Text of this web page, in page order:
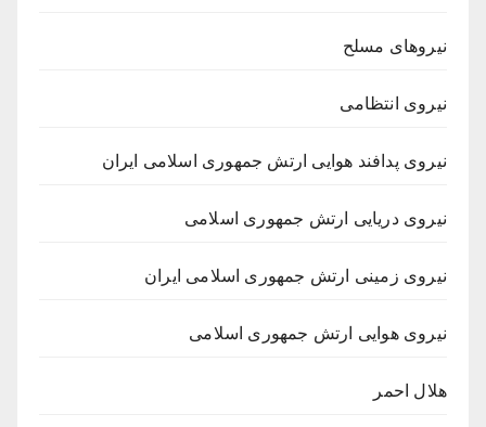
نیروهای مسلح
نیروی انتظامی
نیروی پدافند هوایی ارتش جمهوری اسلامی ایران
نیروی دریایی ارتش جمهوری اسلامی
نیروی زمینی ارتش جمهوری اسلامی ایران
نیروی هوایی ارتش جمهوری اسلامی
هلال احمر